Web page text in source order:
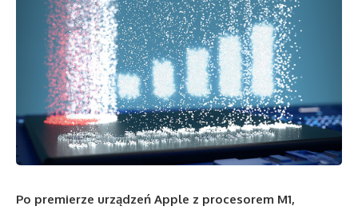
Po premierze urządzeń Apple z procesorem M1,